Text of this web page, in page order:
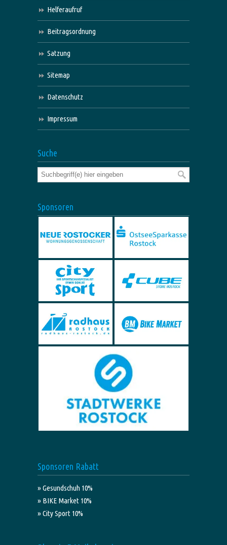
Helferaufruf
Beitragsordnung
Satzung
Sitemap
Datenschutz
Impressum
Suche
Sponsoren
Sponsoren Rabatt
» Gesundschuh 10%
» BIKE Market 10%
» City Sport 10%